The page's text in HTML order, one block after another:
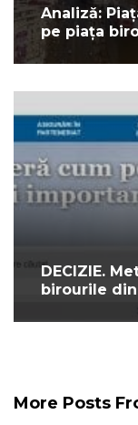
Analiză:
pe piața
DECIZIE.
birourile din
More Posts